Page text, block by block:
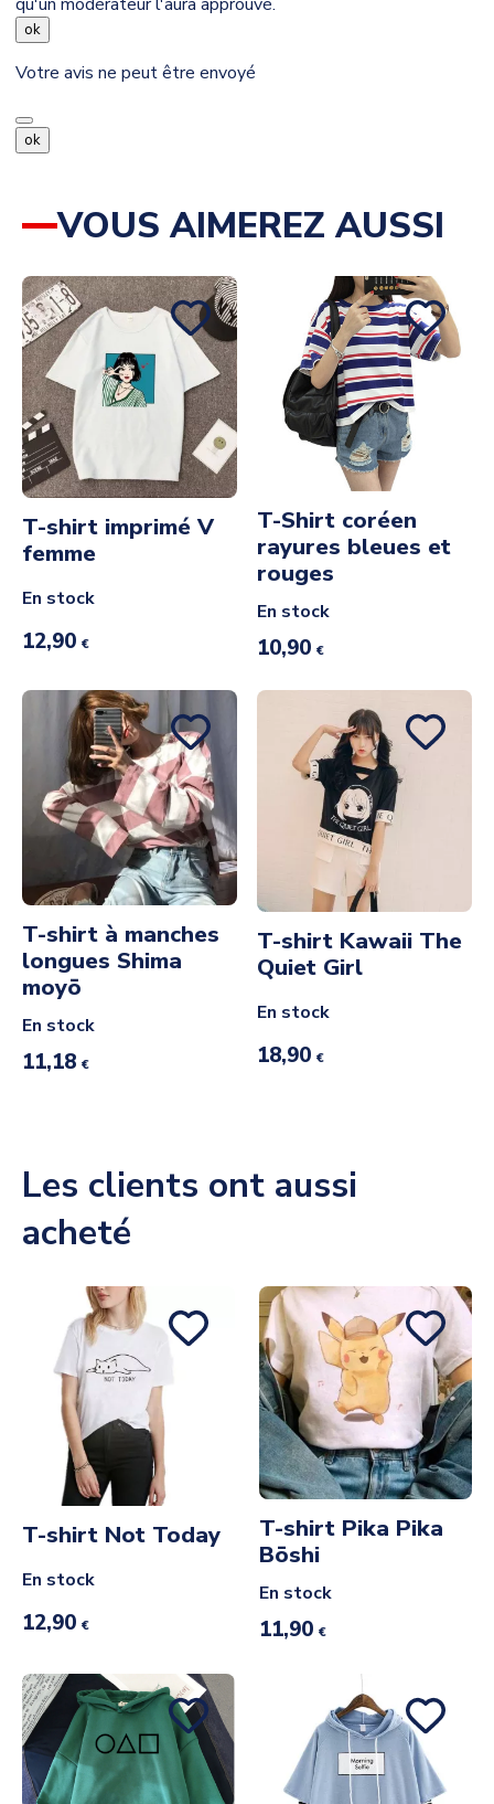
ok
Votre avis ne peut être envoyé
ok
VOUS AIMEREZ AUSSI
T-shirt imprimé V
femme
En stock
12,90 €
T-Shirt coréen
rayures bleues et
rouges
En stock
10,90 €
T-shirt à manches
longues Shima
moyō
En stock
11,18 €
T-shirt Kawaii The
Quiet Girl
En stock
18,90 €
Les clients ont aussi
acheté
T-shirt Not Today
En stock
12,90 €
T-shirt Pika Pika
Bōshi
En stock
11,90 €